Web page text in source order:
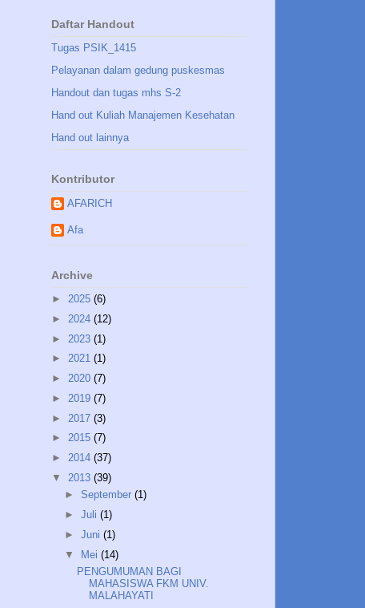
Daftar Handout
Tugas PSIK_1415
Pelayanan dalam gedung puskesmas
Handout dan tugas mhs S-2
Hand out Kuliah Manajemen Kesehatan
Hand out lainnya
Kontributor
AFARICH
Afa
Archive
► 2025 (6)
► 2024 (12)
► 2023 (1)
► 2021 (1)
► 2020 (7)
► 2019 (7)
► 2017 (3)
► 2015 (7)
► 2014 (37)
▼ 2013 (39)
► September (1)
► Juli (1)
► Juni (1)
▼ Mei (14)
PENGUMUMAN BAGI
MAHASISWA FKM UNIV.
MALAHAYATI